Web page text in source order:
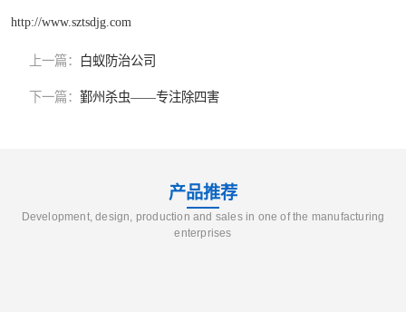
http://www.sztsdjg.com
上一篇： 白蚁防治公司
下一篇： 鄞州杀虫——专注除四害
产品推荐
Development, design, production and sales in one of the manufacturing
enterprises